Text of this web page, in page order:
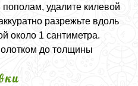
пополам, удалите килевой
разрежьте вдоль
около 1 сантиметра.
до толщины